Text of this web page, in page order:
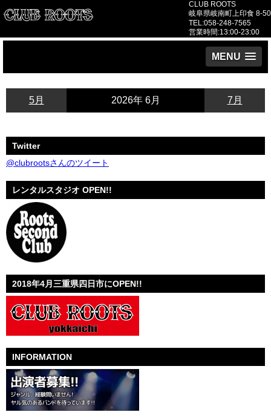
CLUB ROOTS
岐阜県岐南町上印食 8-50
TEL:058-248-7565
営業時間:13:00-23:00
MENU
2026年 6月
5月 7月
Twitter
@clubrootsさんのツイート
レンタルスタジオ OPEN!!
2018年4月三重県四日市にOPEN!!
INFORMATION